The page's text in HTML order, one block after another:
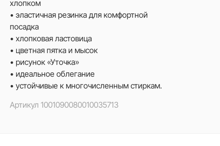
хлопком
• эластичная резинка для комфортной
посадка
• хлопковая ластовица
• цветная пятка и мысок
• рисунок «Уточка»
• идеальное облегание
• устойчивые к многочисленным стиркам.
Артикул 1001090080010035713